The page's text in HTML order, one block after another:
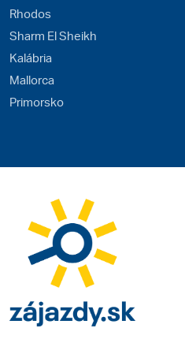
Rhodos
Sharm El Sheikh
Kalábria
Mallorca
Primorsko